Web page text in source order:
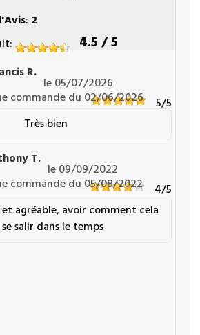
: 2
: 4.5 / 5
R.
le 05/07/2026
commande du 02/06/2026
5/5
Très bien
T.
le 09/09/2022
commande du 05/08/2022
4/5
agréable, avoir comment cela
salir dans le temps